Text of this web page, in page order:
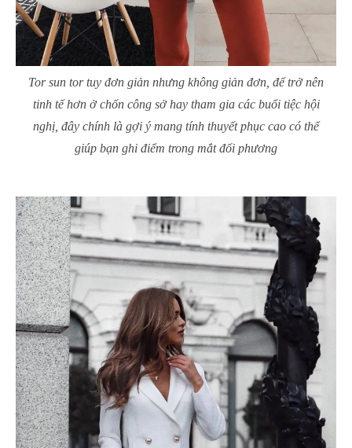
Tor sun tor tuy đơn giản nhưng không giản đơn, để trở nên
tinh tế hơn ở chốn công sở hay tham gia các buổi tiệc hội
nghị, đây chính là gợi ý mang tính thuyết phục cao có thể
giúp bạn ghi điểm trong mắt đối phương